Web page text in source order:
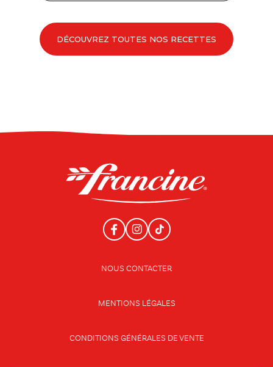
DÉCOUVREZ TOUTES NOS RECETTES
NOUS CONTACTER
MENTIONS LÉGALES
CONDITIONS GÉNÉRALES DE VENTE